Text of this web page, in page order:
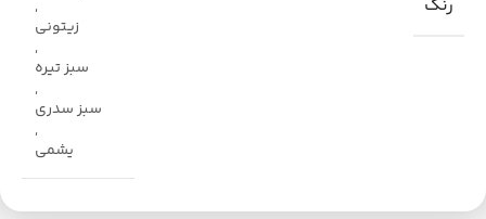
رنگ
,
زیتونی
,
سبز تیره
,
سبز سدری
,
یشمی